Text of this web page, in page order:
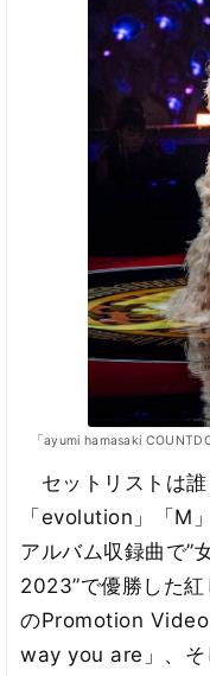
「ayumi hamasaki
セットリストは
「evolution」「M
アルバム収録曲で”
2023”で優勝した
のPromotion
way you are」、そ